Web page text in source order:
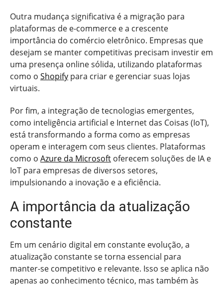
Outra mudança significativa é a migração para
plataformas de e-commerce e a crescente
importância do comércio eletrônico. Empresas que
desejam se manter competitivas precisam investir em
uma presença online sólida, utilizando plataformas
como o Shopify para criar e gerenciar suas lojas
virtuais.
Por fim, a integração de tecnologias emergentes,
como inteligência artificial e Internet das Coisas (IoT),
está transformando a forma como as empresas
operam e interagem com seus clientes. Plataformas
como o Azure da Microsoft oferecem soluções de IA e
IoT para empresas de diversos setores,
impulsionando a inovação e a eficiência.
A importância da atualização
constante
Em um cenário digital em constante evolução, a
atualização constante se torna essencial para
manter-se competitivo e relevante. Isso se aplica não
apenas ao conhecimento técnico, mas também às